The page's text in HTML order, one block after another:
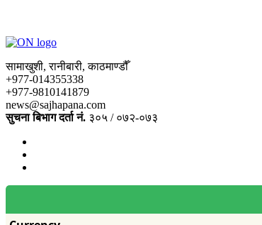
सामाखुशी, रानीबारी, काठमाण्डौँ
+977-014355338
+977-9810141879
news@sajhapana.com
सुचना बिभाग दर्ता नं. ३०५ / ०७२-०७३